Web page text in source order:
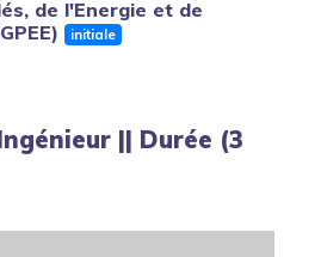
de l'Energie et de
initiale
|| Durée (3